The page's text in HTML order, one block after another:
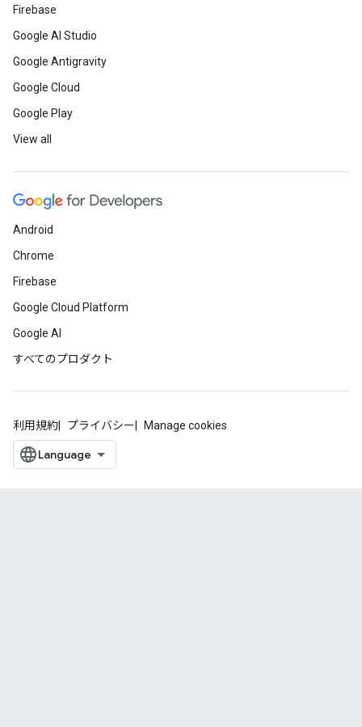
Firebase
Google AI Studio
Google Antigravity
Google Cloud
Google Play
View all
Android
Chrome
Firebase
Google Cloud Platform
Google AI
すべてのプロダクト
利用規約 プライバシー Manage cookies